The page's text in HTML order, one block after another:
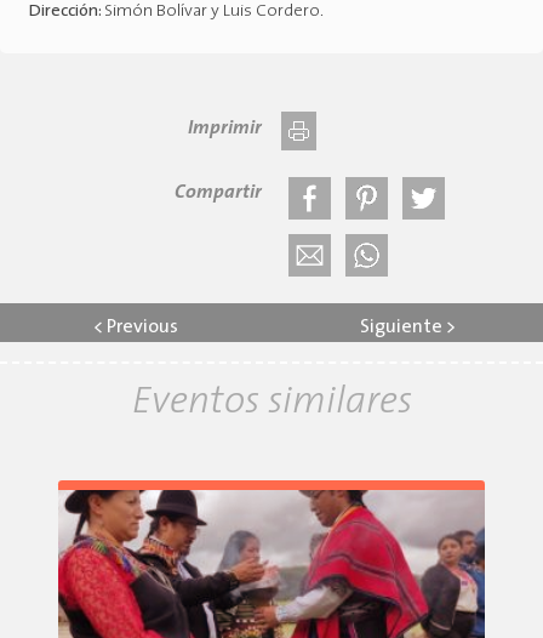
Dirección: Simón Bolívar y Luis Cordero.
Imprimir
Compartir
< Previous Siguiente >
Eventos similares